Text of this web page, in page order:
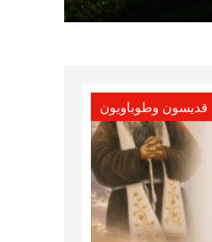
قديسون وطوباويون